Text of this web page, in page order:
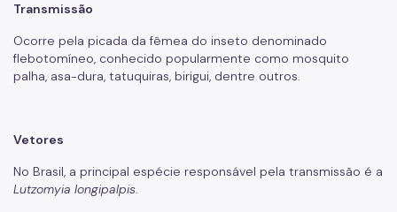
Vespas
Educação e Pesquisa
Contatos
Transmissão
Ocorre pela picada da fêmea do inseto denominado
flebotomíneo, conhecido popularmente como mosquito
palha, asa-dura, tatuquiras, birigui, dentre outros.
Vetores
No Brasil, a principal espécie responsável pela transmissão é a
Lutzomyia longipalpis.